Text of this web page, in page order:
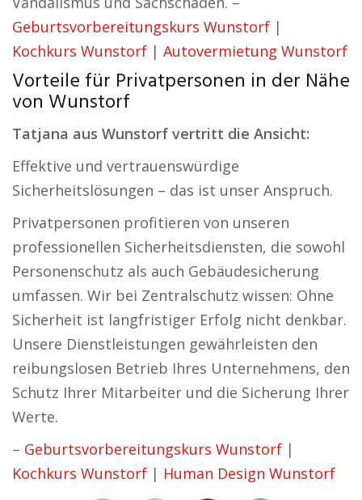
Geburtsvorbereitungskurs Wunstorf |
Kochkurs Wunstorf | Autovermietung Wunstorf
Vorteile für Privatpersonen in der Nähe
von Wunstorf
Tatjana aus Wunstorf vertritt die Ansicht:
Effektive und vertrauenswürdige
Sicherheitslösungen – das ist unser Anspruch.
Privatpersonen profitieren von unseren
professionellen Sicherheitsdiensten, die sowohl
Personenschutz als auch Gebäudesicherung
umfassen. Wir bei Zentralschutz wissen: Ohne
Sicherheit ist langfristiger Erfolg nicht denkbar.
Unsere Dienstleistungen gewährleisten den
reibungslosen Betrieb Ihres Unternehmens, den
Schutz Ihrer Mitarbeiter und die Sicherung Ihrer
Werte.
– Geburtsvorbereitungskurs Wunstorf |
Kochkurs Wunstorf | Human Design Wunstorf